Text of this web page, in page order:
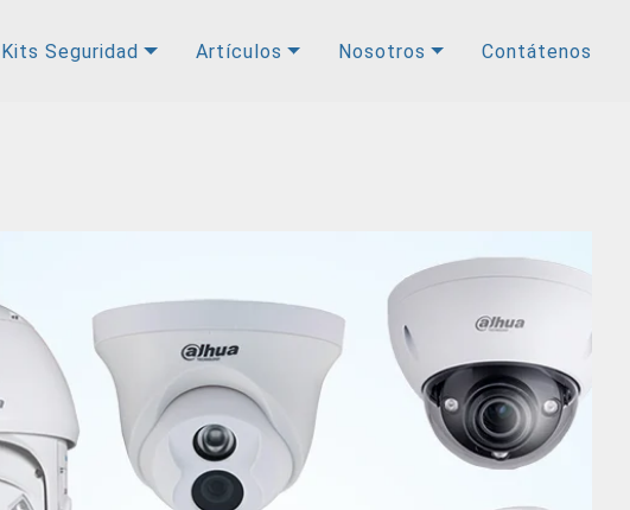
Kits Seguridad Artículos Nosotros Contátenos